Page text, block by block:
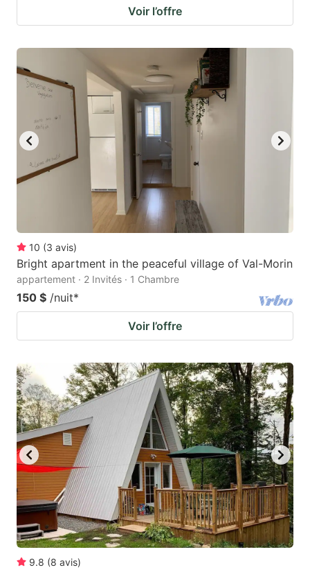
Voir l’offre
10 (3 avis)
Bright apartment in the peaceful village of Val-Morin
appartement · 2 Invités · 1 Chambre
150 $ /nuit*
Voir l’offre
9.8 (8 avis)